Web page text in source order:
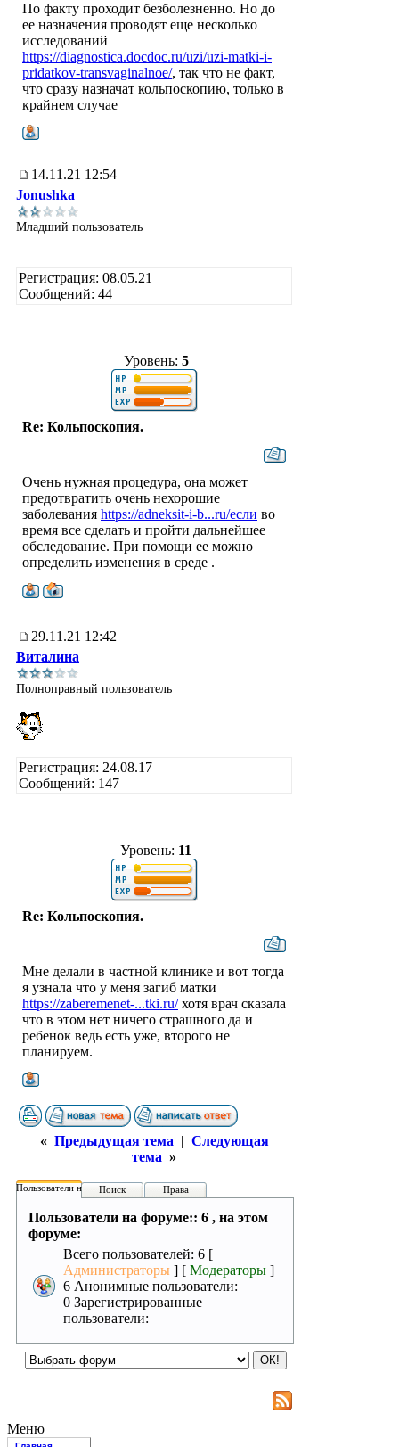
По факту проходит безболезненно. Но до
ее назначения проводят еще несколько
исследований
https://diagnostica.docdoc.ru/uzi/uzi-matki-i-
pridatkov-transvaginalnoe/, так что не факт,
что сразу назначат кольпоскопию, только в
крайнем случае
14.11.21 12:54
Jonushka
Младший пользователь
Регистрация: 08.05.21
Сообщений: 44
Уровень: 5
Re: Кольпоскопия.
Очень нужная процедура, она может
предотвратить очень нехорошие
заболевания https://adneksit-i-b...ru/если во
время все сделать и пройти дальнейшее
обследование. При помощи ее можно
определить изменения в среде .
29.11.21 12:42
Виталина
Полноправный пользователь
Регистрация: 24.08.17
Сообщений: 147
Уровень: 11
Re: Кольпоскопия.
Мне делали в частной клинике и вот тогда
я узнала что у меня загиб матки
https://zaberemenet-...tki.ru/хотя врач сказала
что в этом нет ничего страшного да и
ребенок ведь есть уже, второго не
планируем.
« Предыдущая тема | Следующая
тема »
Пользователи на форуме:
Поиск Права
Пользователи на форуме:: 6 , на этом
форуме:
Всего пользователей: 6 [
Администраторы ] [ Модераторы ]
6 Анонимные пользователи:
0 Зарегистрированные
пользователи:
Меню